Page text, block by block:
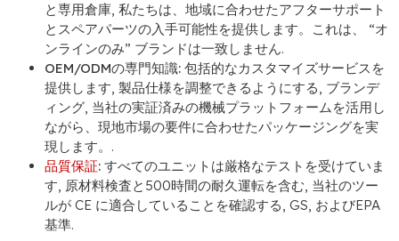
と専用倉庫, 私たちは、地域に合わせたアフターサポート
とスペアパーツの入手可能性を提供します。これは、 “オ
ンラインのみ” ブランドは一致しません.
OEM/ODMの専門知識: 包括的なカスタマイズサービスを
提供します, 製品仕様を調整できるようにする, ブランデ
ィング, 当社の実証済みの機械プラットフォームを活用し
ながら、現地市場の要件に合わせたパッケージングを実
現します。.
品質保証: すべてのユニットは厳格なテストを受けていま
す, 原材料検査と500時間の耐久運転を含む, 当社のツー
ルが CE に適合していることを確認する, GS, およびEPA
基準.